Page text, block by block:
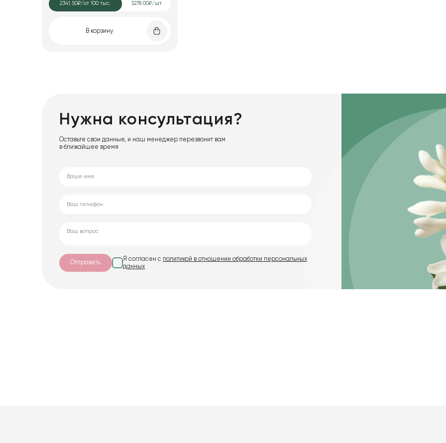
2341.50₽/от 100 тыс. 3278.00₽/шт
В корзину
Нужна консультация?
Оставьте свои данные, и наш менеджер перезвонит вам
в ближайшее время
Отправить
Я согласен с политикой в отношении обработки персональных
данных